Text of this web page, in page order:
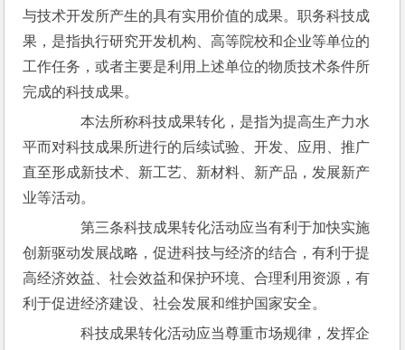
与技术开发所产生的具有实用价值的成果。职务科技成
果，是指执行研究开发机构、高等院校和企业等单位的
工作任务，或者主要是利用上述单位的物质技术条件所
完成的科技成果。
本法所称科技成果转化，是指为提高生产力水
平而对科技成果所进行的后续试验、开发、应用、推广
直至形成新技术、新工艺、新材料、新产品，发展新产
业等活动。
第三条科技成果转化活动应当有利于加快实施
创新驱动发展战略，促进科技与经济的结合，有利于提
高经济效益、社会效益和保护环境、合理利用资源，有
利于促进经济建设、社会发展和维护国家安全。
科技成果转化活动应当尊重市场规律，发挥企